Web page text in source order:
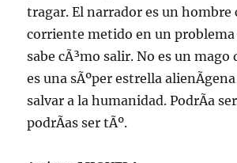
tragar. El narrador es un hombre
corriente metido en un problema
sabe cÃ³mo salir. No es un
es una sÃºper estrella
salvar a la humanidad. PodrÃ­a
podrÃ­as ser tÃº.